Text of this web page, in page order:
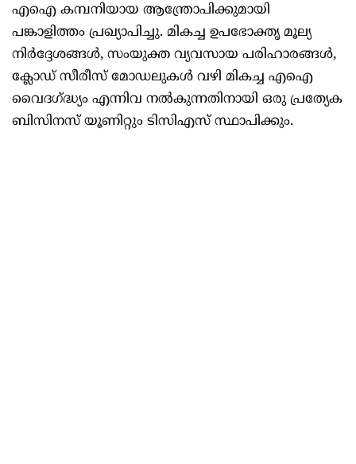
എഐ കമ്പനിയായ ആന്ത്രോപിക്കുമായി
പങ്കാളിത്തം പ്രഖ്യാപിച്ചു. മികച്ച ഉപഭോക്തൃ മൂല്യ
നിർദ്ദേശങ്ങൾ, സംയുക്ത വ്യവസായ പരിഹാരങ്ങൾ,
ക്ലോഡ് സീരീസ് മോഡലുകള്‍ വഴി മികച്ച എഐ
വൈദഗ്ദ്ധ്യം എന്നിവ നൽകുന്നതിനായി ഒരു പ്രത്യേക
ബിസിനസ് യൂണിറ്റും ടിസിഎസ് സ്ഥാപിക്കും.